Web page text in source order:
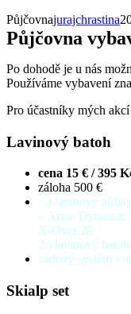
Půjčovnajurajchrastina
Půjčovna
Po dohodě je u nás
Používáme vybavení
Pro účastníky mých
Lavinový batoh
cena 15 € / 395
záloha 500 €
.) lavinový
– Arva, Dynastar,
X-Over 28
2.) lavinový
zádový systém s
Skialp set